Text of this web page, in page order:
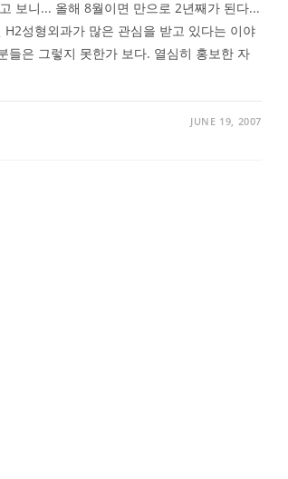
보니... 올해 8월이면 만으로 2년째가 된다...
성형외과가 많은 관심을 받고 있다는 이야
들은 그렇지 못한가 보다. 열심히 홍보한 자
JUNE 19, 2007